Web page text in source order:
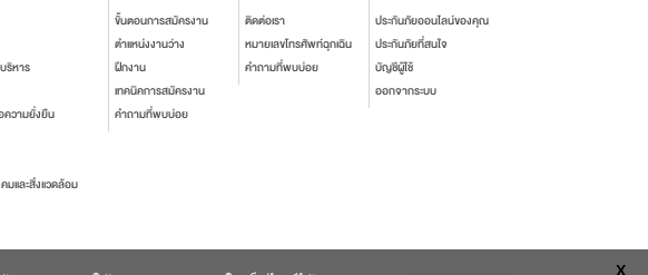
X
ริหาร
วามยั่งยืน
และสิ่งแวดล้อม
ขั้นตอนการสมัครงาน
ตำแหน่งงานว่าง
ฝึกงาน
เทคนิคการสมัครงาน
คำถามที่พบบ่อย
ติดต่อเรา
หมายเลขโทรศัพท์ฉุกเฉิน
คำถามที่พบบ่อย
ประกันภัยออนไลน์ของคุณ
ประกันภัยที่สนใจ
บัญชีผู้ใช้
ออกจากระบบ